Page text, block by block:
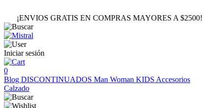
¡ENVIOS GRATIS EN COMPRAS MAYORES A $2500!
Iniciar sesión
0
Blog DISCONTINUADOS Man Woman KIDS Accesorios
Calzado